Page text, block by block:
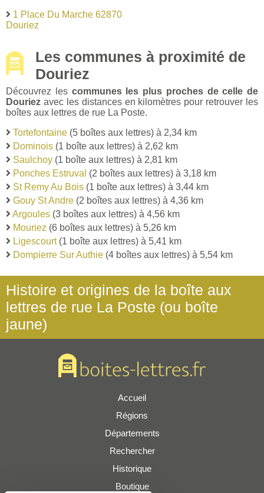
1 Place Du Marche 62870
Douriez
Les communes à proximité de
Douriez
Découvrez les communes les plus proches de celle de
Douriez avec les distances en kilomètres pour retrouver les
boîtes aux lettres de rue La Poste.
Tortefontaine (5 boîtes aux lettres) à 2,34 km
Dominois (1 boîte aux lettres) à 2,62 km
Saulchoy (1 boîte aux lettres) à 2,81 km
Ponches Estruval (2 boîtes aux lettres) à 3,18 km
St Remy Au Bois (1 boîte aux lettres) à 3,44 km
Gouy St Andre (2 boîtes aux lettres) à 4,36 km
Argoules (3 boîtes aux lettres) à 4,56 km
Mouriez (6 boîtes aux lettres) à 5,26 km
Ligescourt(1 boîte aux lettres) à 5,41 km
Dompierre Sur Authie (4 boîtes aux lettres) à 5,54 km
Histoire et origines de la boîte aux
lettres de rue La Poste (ou boîte
jaune)
Accueil
Régions
Départements
Rechercher
Historique
Boutique